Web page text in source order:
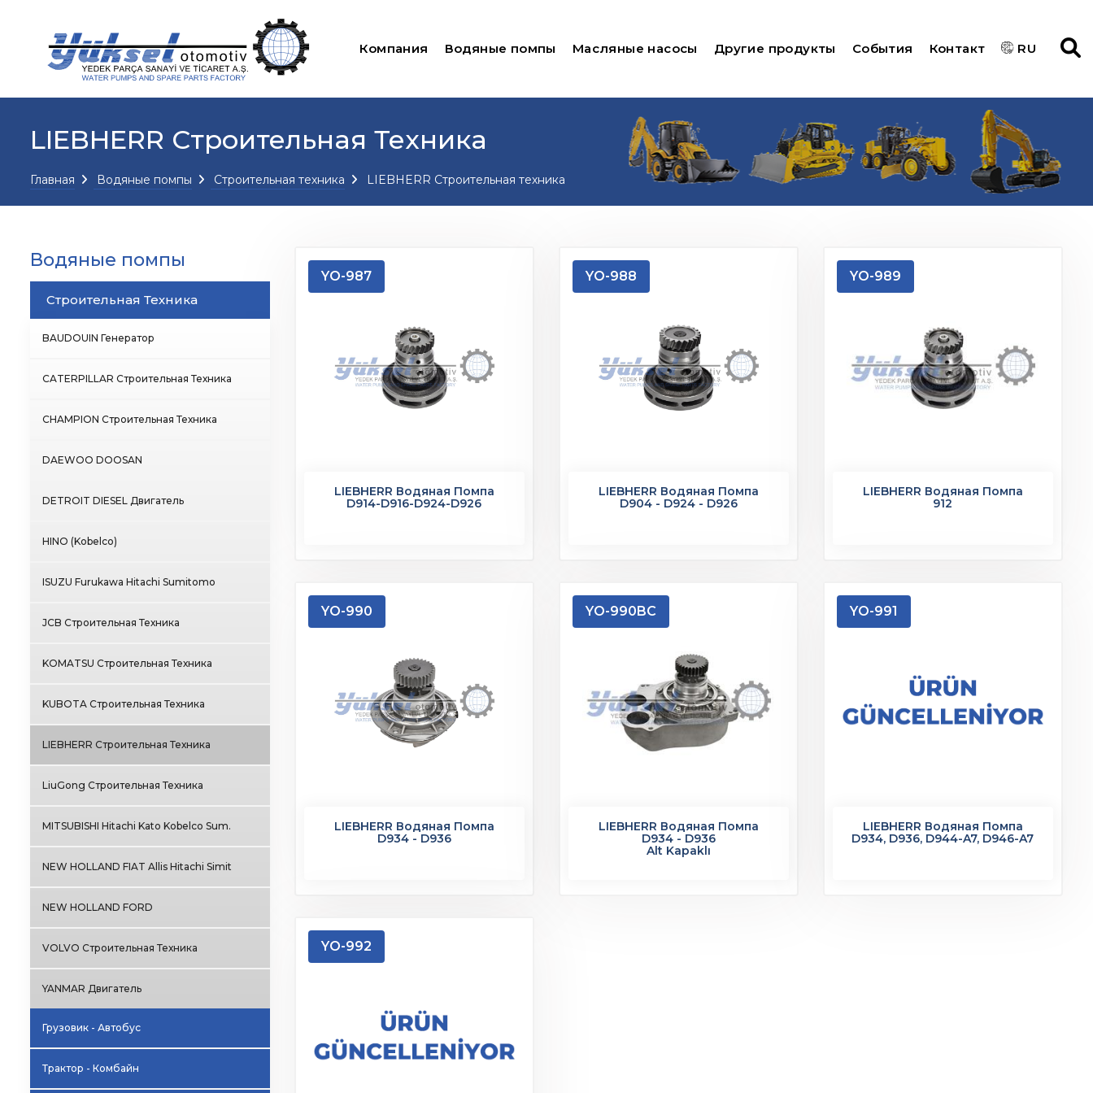
Компания Водяные помпы Масляные насосы Другие продукты События Контакт RU
LIEBHERR Строительная Техника
Главная Водяные помпы Строительная техника LIEBHERR Строительная техника
Водяные помпы
Строительная Техника
BAUDOUIN Генератор
CATERPILLAR Строительная Техника
CHAMPION Строительная Техника
DAEWOO DOOSAN
DETROIT DIESEL Двигатель
HINO (Kobelco)
ISUZU Furukawa Hitachi Sumitomo
JCB Строительная Техника
KOMATSU Строительная Техника
KUBOTA Строительная Техника
LIEBHERR Строительная Техника
LiuGong Строительная Техника
MITSUBISHI Hitachi Kato Kobelco Sum.
NEW HOLLAND FIAT Allis Hitachi Simit
NEW HOLLAND FORD
VOLVO Строительная Техника
YANMAR Двигатель
Грузовик - Автобус
Трактор - Комбайн
LIEBHERR Водяная Помпа
D914-D916-D924-D926
YO-987
LIEBHERR Водяная Помпа
D904 - D924 - D926
YO-988
LIEBHERR Водяная Помпа
912
YO-989
LIEBHERR Водяная Помпа
D934 - D936
YO-990
LIEBHERR Водяная Помпа
D934 - D936
Alt Kapaklı
YO-990BC
LIEBHERR Водяная Помпа
D934, D936, D944-A7, D946-A7
YO-991
YO-992